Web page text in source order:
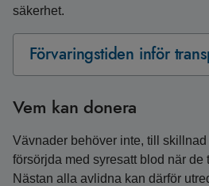
säkerhet.
Förvaringstiden inför
Vem kan donera
Vävnader behöver inte, till skillnad
försörjda med syresatt blod när de
Nästan alla avlidna kan därför